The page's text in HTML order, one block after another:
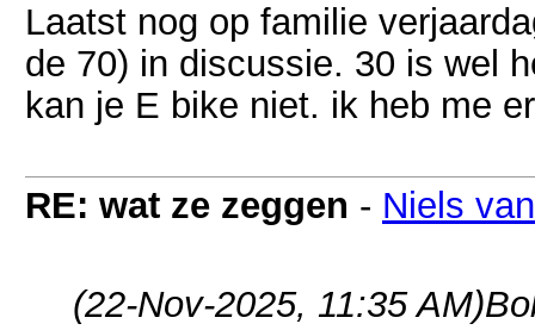
Laatst nog op familie
de 70) in discussie. 30 is wel
kan je E bike niet. ik heb me
RE: wat ze zeggen - Niels
(22-Nov-2025, 11:35 AM)